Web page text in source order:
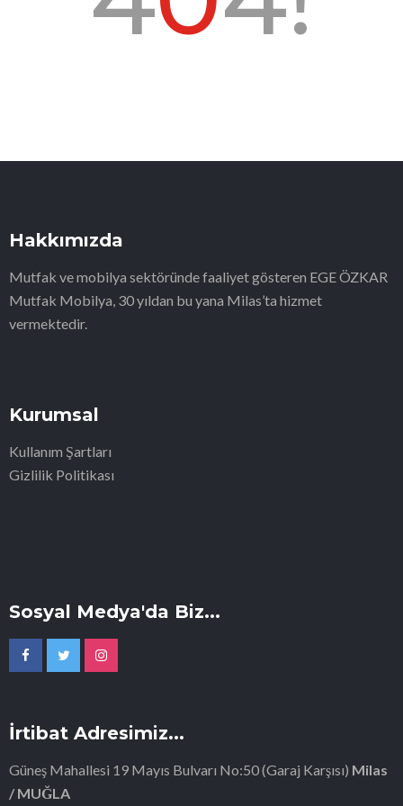
Hakkımızda
Mutfak ve mobilya sektöründe faaliyet gösteren EGE ÖZKAR
Mutfak Mobilya, 30 yıldan bu yana Milas’ta hizmet
vermektedir.
Kurumsal
Kullanım Şartları
Gizlilik Politikası
Sosyal Medya'da Biz...
İrtibat Adresimiz...
Güneş Mahallesi 19 Mayıs Bulvarı No:50 (Garaj Karşısı) Milas
/ MUĞLA